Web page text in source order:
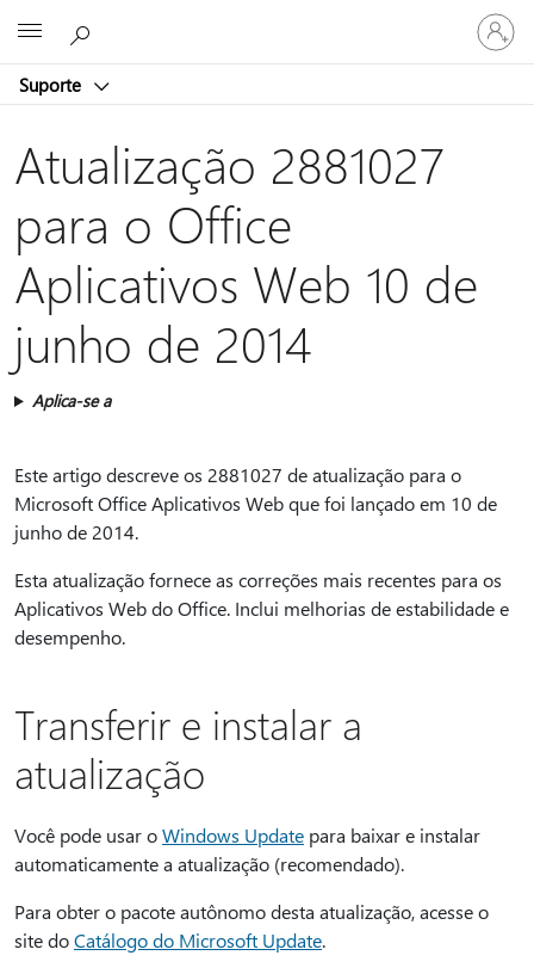
Suporte
Entre
em
sua
Atualização 2881027
para o Office
Aplicativos Web 10 de
junho de 2014
Aplica-se a
Este artigo descreve os 2881027 de atualização para o
Microsoft Office Aplicativos Web que foi lançado em 10 de
junho de 2014.
Esta atualização fornece as correções mais recentes para os
Aplicativos Web do Office. Inclui melhorias de estabilidade e
desempenho.
Transferir e instalar a
atualização
Você pode usar oWindows Update para baixar e instalar
automaticamente a atualização (recomendado).
Para obter o pacote autônomo desta atualização, acesse o
site doCatálogo do Microsoft Update.